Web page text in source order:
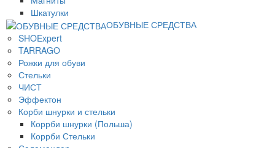
Шкатулки
ОБУВНЫЕ СРЕДСТВА
SHOExpert
TARRAGO
Рожки для обуви
Стельки
ЧИСТ
Эффектон
Корби шнурки и стельки
Коррби шнурки (Польша)
Коррби Стельки